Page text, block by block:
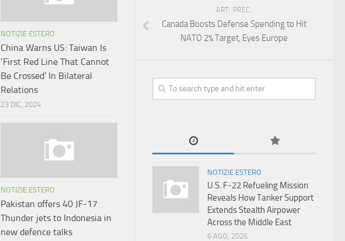
ART. PREC.
Canada Boosts Defense Spending to Hit
NATO 2% Target, Eyes Europe
NOTIZIE ESTERO
U.S. F-22 Refueling Mission
Reveals How Tanker Support
Extends Stealth Airpower
Across the Middle East
6 AGO, 2026
NOTIZIE ESTERO
China Warns US: Taiwan Is
‘First Red Line That Cannot
Be Crossed’ In Bilateral
Relations
23 DIC, 2024
NOTIZIE ESTERO
Pakistan offers 40 JF-17
Thunder jets to Indonesia in
new defence talks